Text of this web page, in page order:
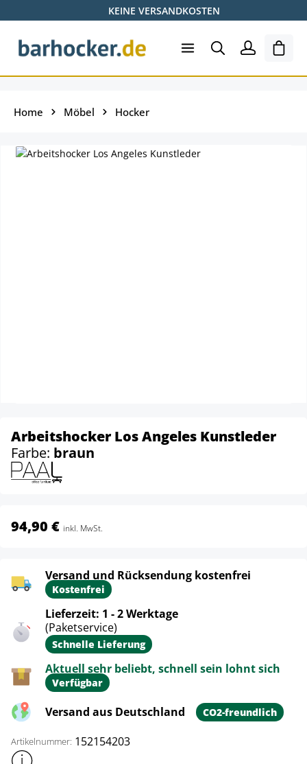
Zum Hauptinhalt springenKEINE VERSANDKOSTEN
Home Möbel Hocker
Arbeitshocker Los Angeles Kunstleder
Farbe: braun
94,90 € inkl. MwSt.
Versand und Rücksendung kostenfrei
Kostenfrei
Lieferzeit: 1 - 2 Werktage
(Paketservice)
Schnelle Lieferung
Aktuell sehr beliebt, schnell sein lohnt sich
Verfügbar
Versand aus Deutschland CO2-freundlich
Artikelnummer: 152154203
Weitere Produktinformationen anzeigen